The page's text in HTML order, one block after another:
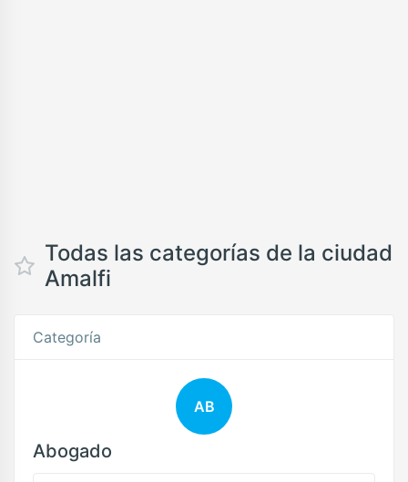
Todas las categorías de la ciudad
Amalfi
Categoría
AB
Abogado